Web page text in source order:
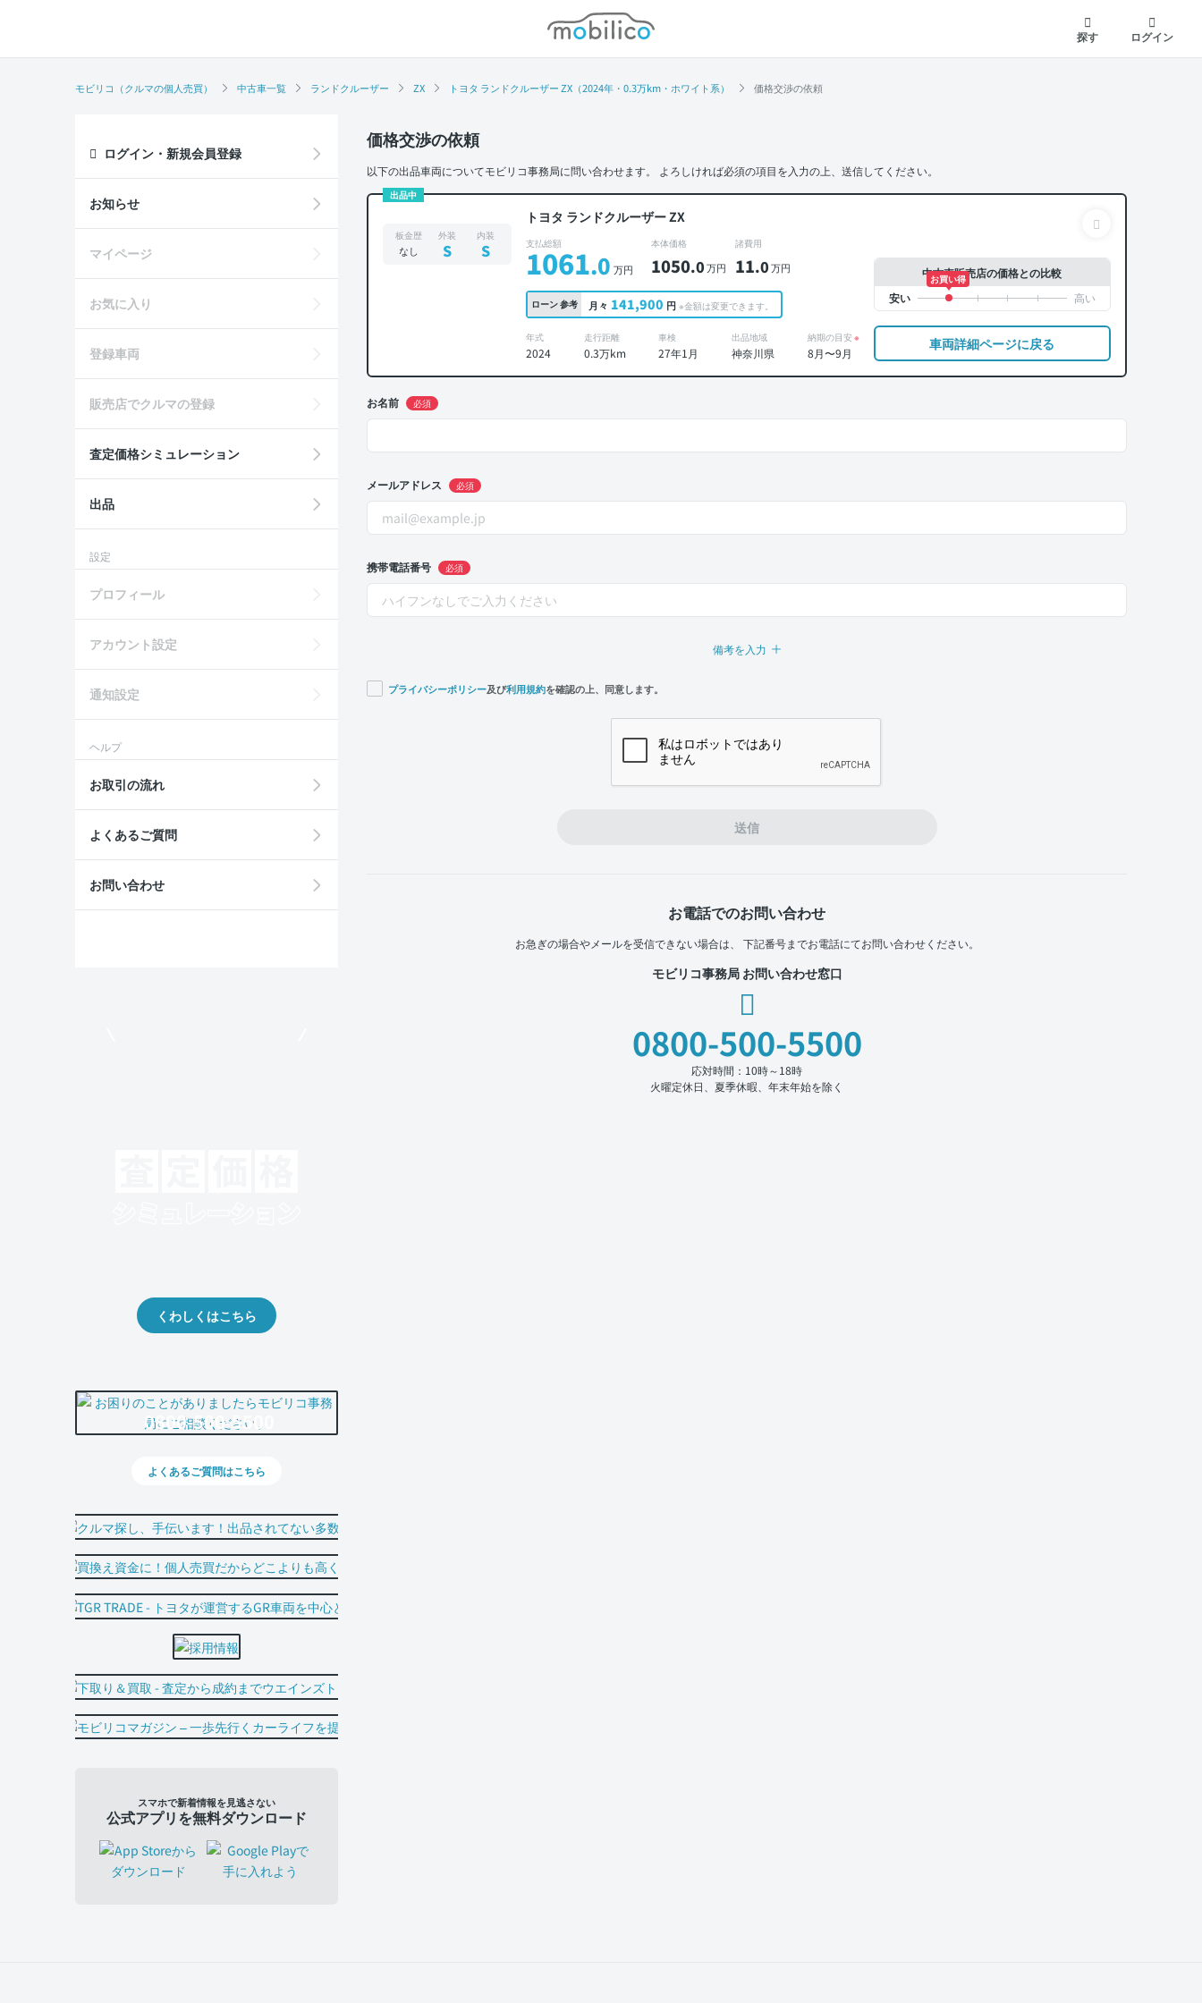
モビリコ
探す
ログイン
モビリコ（クルマの個人売買） 中古車一覧 ランドクルーザー ZX トヨタ ランドクルーザー ZX（2024年・0.3万km・ホワイト系） 価格交渉の依頼
価格交渉の依頼
以下の出品車両についてモビリコ事務局に問い合わせます。 よろしければ必須の項目を入力の上、送信してください。
出品中
トヨタ ランドクルーザー ZX
板金歴
なし
外装
S
内装
S 支払総額
1061.0 万円
本体価格
1050.0万円
諸費用
11.0万円
ローン参考 月々 141,900 円 ※金額は変更できます。
年式
2024
走行距離
0.3万km
車検
27年1月
出品地域
神奈川県
納期の目安 ※
8月〜9月
中古車販売店の価格との比較
お買い得
車両詳細ページに戻る
お名前 必須
メールアドレス 必須
携帯電話番号 必須
備考を入力
プライバシーポリシー及び利用規約を確認の上、同意します。
送信
お電話でのお問い合わせ
お急ぎの場合やメールを受信できない場合は、 下記番号までお電話にてお問い合わせください。
モビリコ事務局 お問い合わせ窓口
0800-500-5500
応対時間：10時～18時
火曜定休日、夏季休暇、年末年始を除く
ログイン・新規会員登録
お知らせ
マイページ
お気に入り
登録車両
販売店でクルマの登録
査定価格シミュレーション
出品
設定
プロフィール
アカウント設定
通知設定
ヘルプ
お取引の流れ
よくあるご質問
お問い合わせ
くわしくはこちら
0800-500-5500
よくあるご質問はこちら
スマホで新着情報を見逃さない
公式アプリを無料ダウンロード